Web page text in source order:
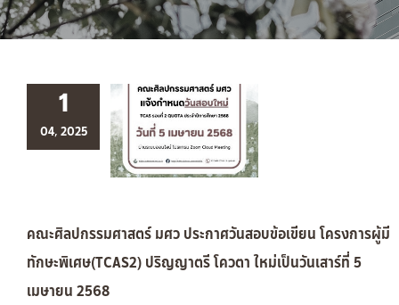
1
04, 2025
คณะศิลปกรรมศาสตร์ มศว ประกาศวันสอบข้อเขียน โครงการผู้มี
ทักษะพิเศษ(TCAS2) ปริญญาตรี โควตา ใหม่เป็นวันเสาร์ที่ 5
เมษายน 2568